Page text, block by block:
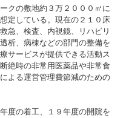
クの敷地約３万２０００㎡に
定している。現在の２１０床
急、検査、内視鏡、リハビリ
析、病棟などの部門の整備を
サービスが提供できる活動ス
絶時の非常用医薬品や非常食
よる運営管理費節減のための
度の着工、１９年度の開院を